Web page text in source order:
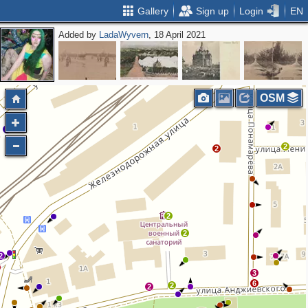
Gallery Sign up Login EN
Added by LadaWyvern, 18 April 2021
2
2
2
2
2 2
2
3
6
OSM